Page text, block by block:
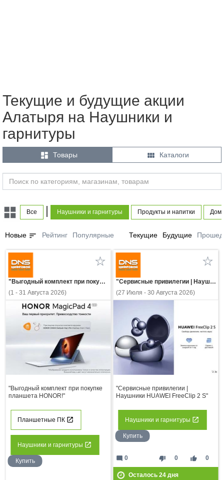
Текущие и будущие акции
Алатыря на Наушники и
гарнитуры
 Товары  Каталоги
Все Наушники и гарнитуры Продукты и напитки Дом
Новые sort Рейтинг Популярные Текущие Будущие
"Выгодный комплект при покупке планшета HONOR!"
(1 - 31 Августа 2026)
"Выгодный комплект при покупке
планшета HONOR!"
Планшетные ПК
Наушники и гарнитуры
Купить
"Сервисные привилегии | Наушники HUAWEI FreeClip 2 S"
(27 Июля - 30 Августа 2026)
"Сервисные привилегии |
Наушники HUAWEI FreeClip 2 S"
Наушники и гарнитуры
Купить
thumb_down 0 thumb_up 0
mode_comment 0
Осталось 24дня